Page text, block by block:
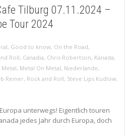
Tilburg 07.11.2024 –
Tour 2024
, Good to know, On the Road,
Roll, Canadia, Chris Robertson, Kanada,
Metal, Metal On Metal, Niederlande,
Reiner, Rock and Roll, Steve Lips Kudlow,
unterwegs! Eigentlich touren
jedes Jahr durch Europa, doch